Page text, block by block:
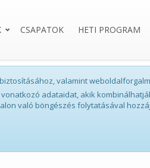
CSAPATOK HETI PROGRAM
valamint
adataidat, akik
való böngészés folytatásával